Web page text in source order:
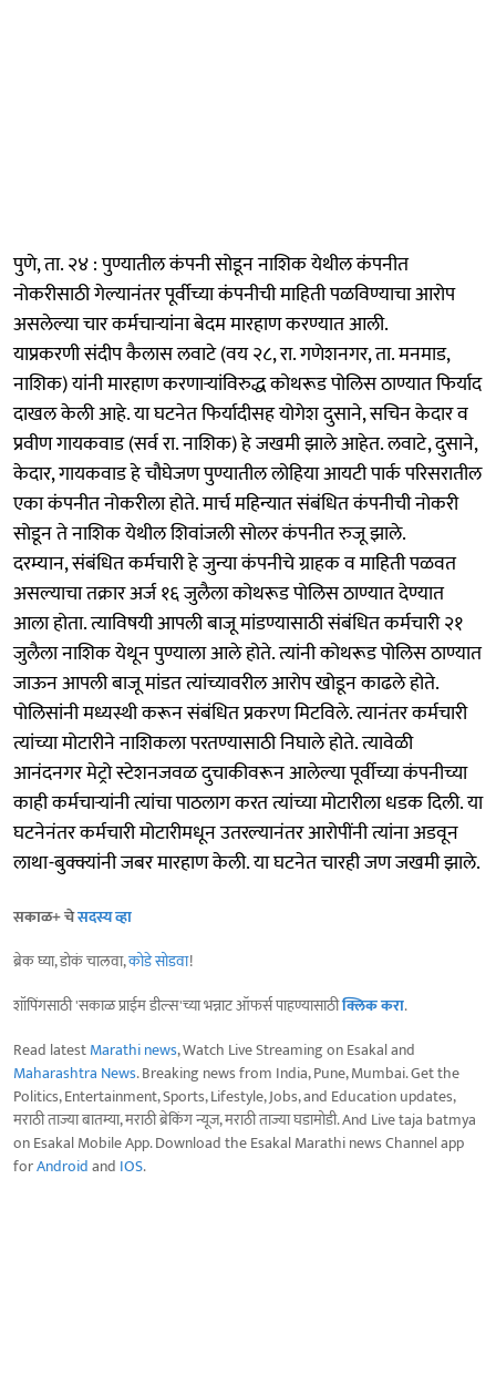
पुणे, ता. २४ : पुण्यातील कंपनी सोडून नाशिक येथील कंपनीत
नोकरीसाठी गेल्यानंतर पूर्वीच्या कंपनीची माहिती पळविण्याचा आरोप
असलेल्या चार कर्मचाऱ्यांना बेदम मारहाण करण्यात आली.
याप्रकरणी संदीप कैलास लवाटे (वय २८, रा. गणेशनगर, ता. मनमाड,
नाशिक) यांनी मारहाण करणाऱ्यांविरुद्ध कोथरूड पोलिस ठाण्यात फिर्याद
दाखल केली आहे. या घटनेत फिर्यादीसह योगेश दुसाने, सचिन केदार व
प्रवीण गायकवाड (सर्व रा. नाशिक) हे जखमी झाले आहेत. लवाटे, दुसाने,
केदार, गायकवाड हे चौघेजण पुण्यातील लोहिया आयटी पार्क परिसरातील
एका कंपनीत नोकरीला होते. मार्च महिन्यात संबंधित कंपनीची नोकरी
सोडून ते नाशिक येथील शिवांजली सोलर कंपनीत रुजू झाले.
दरम्यान, संबंधित कर्मचारी हे जुन्या कंपनीचे ग्राहक व माहिती पळवत
असल्याचा तक्रार अर्ज १६ जुलैला कोथरूड पोलिस ठाण्यात देण्यात
आला होता. त्याविषयी आपली बाजू मांडण्यासाठी संबंधित कर्मचारी २१
जुलैला नाशिक येथून पुण्याला आले होते. त्यांनी कोथरूड पोलिस ठाण्यात
जाऊन आपली बाजू मांडत त्यांच्यावरील आरोप खोडून काढले होते.
पोलिसांनी मध्यस्थी करून संबंधित प्रकरण मिटविले. त्यानंतर कर्मचारी
त्यांच्या मोटारीने नाशिकला परतण्यासाठी निघाले होते. त्यावेळी
आनंदनगर मेट्रो स्टेशनजवळ दुचाकीवरून आलेल्या पूर्वीच्या कंपनीच्या
काही कर्मचाऱ्यांनी त्यांचा पाठलाग करत त्यांच्या मोटारीला धडक दिली. या
घटनेनंतर कर्मचारी मोटारीमधून उतरल्यानंतर आरोपींनी त्यांना अडवून
लाथा-बुक्क्यांनी जबर मारहाण केली. या घटनेत चारही जण जखमी झाले.
सकाळ+ चेसदस्य व्हा
ब्रेक घ्या, डोकं चालवा,कोडे सोडवा!
शॉपिंगसाठी 'सकाळ प्राईम डील्स'च्या भन्नाट ऑफर्स पाहण्यासाठीक्लिक करा.
Read latestMarathi news, Watch Live Streaming on Esakal and
Maharashtra News. Breaking news from India, Pune, Mumbai. Get the
Politics, Entertainment, Sports, Lifestyle, Jobs, and Education updates,
मराठी ताज्या बातम्या, मराठी ब्रेकिंग न्यूज, मराठी ताज्या घडामोडी. And Live taja batmya
on Esakal Mobile App. Download the Esakal Marathi news Channel app
forAndroidand IOS.